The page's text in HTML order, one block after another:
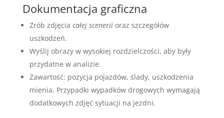
Dokumentacja graficzna
Zrób zdjęcia całej sceneriioraz szczegółów
uszkodzeń.
Wyślij obrazy w wysokiej rozdzielczości, aby były
przydatne w analizie.
Zawartość: pozycja pojazdów, ślady, uszkodzenia
mienia. Przypadki wypadków drogowych wymagają
dodatkowych zdjęć sytuacji na jezdni.